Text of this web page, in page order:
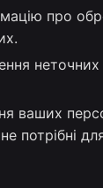
про
ваших
потрібні